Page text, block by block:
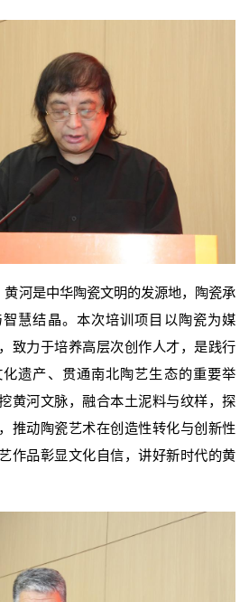
黄河是中华陶瓷文明的发源地，陶瓷承
慧结晶。本次培训项目以陶瓷为媒
致力于培养高层次创作人才，是践行
遗产、贯通南北陶艺生态的重要举
黄河文脉，融合本土泥料与纹样，探
推动陶瓷艺术在创造性转化与创新性
作品彰显文化自信，讲好新时代的黄